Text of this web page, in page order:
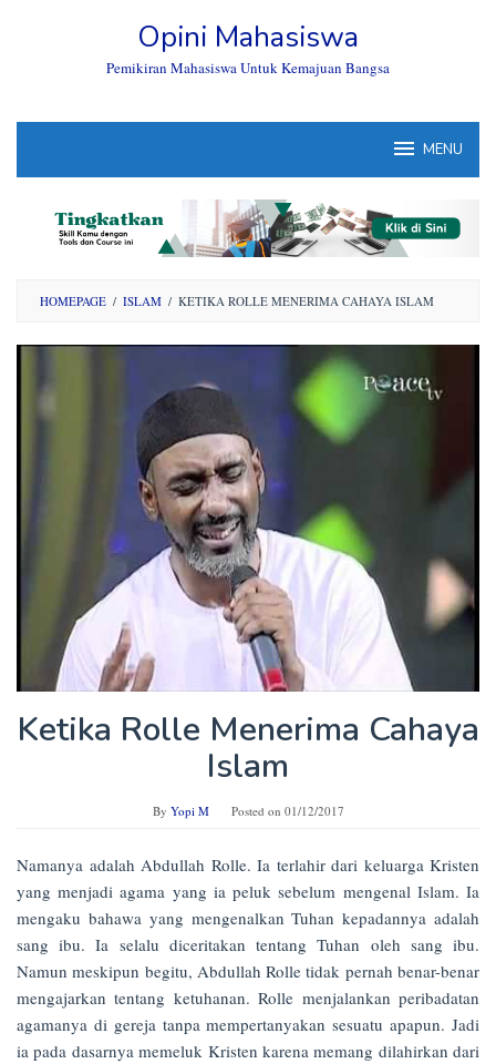
Opini Mahasiswa
Pemikiran Mahasiswa Untuk Kemajuan Bangsa
MENU
HOMEPAGE / ISLAM / KETIKA ROLLE MENERIMA CAHAYA ISLAM
Ketika Rolle Menerima Cahaya
Islam
By Yopi M Posted on 01/12/2017
Namanya adalah Abdullah Rolle. Ia terlahir dari keluarga Kristen
yang menjadi agama yang ia peluk sebelum mengenal Islam. Ia
mengaku bahawa yang mengenalkan Tuhan kepadannya adalah
sang ibu. Ia selalu diceritakan tentang Tuhan oleh sang ibu.
Namun meskipun begitu, Abdullah Rolle tidak pernah benar-benar
mengajarkan tentang ketuhanan. Rolle menjalankan peribadatan
agamanya di gereja tanpa mempertanyakan sesuatu apapun. Jadi
ia pada dasarnya memeluk Kristen karena memang dilahirkan dari